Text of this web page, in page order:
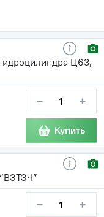
Ц63,
− +
Купить
− +